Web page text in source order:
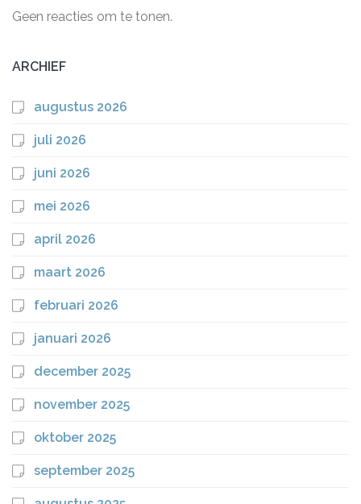
Geen reacties om te tonen.
ARCHIEF
augustus 2026
juli 2026
juni 2026
mei 2026
april 2026
maart 2026
februari 2026
januari 2026
december 2025
november 2025
oktober 2025
september 2025